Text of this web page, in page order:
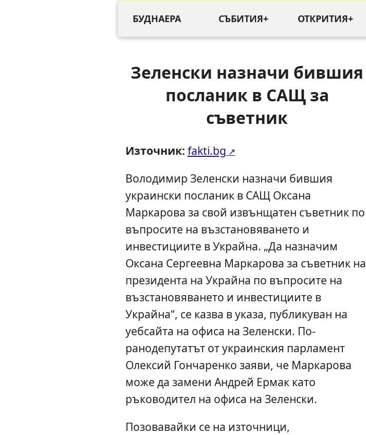
БУДНАЕРА СЪБИТИЯ+ ОТКРИТИЯ+
Зеленски назначи бившия
посланик в САЩ за
съветник
Източник: fakti.bg
Володимир Зеленски назначи бившия
украински посланик в САЩ Оксана
Маркарова за свой извънщатен съветник по
въпросите на възстановяването и
инвестициите в Украйна. „Да назначим
Оксана Сергеевна Маркарова за съветник на
президента на Украйна по въпросите на
възстановяването и инвестициите в
Украйна“, се казва в указа, публикуван на
уебсайта на офиса на Зеленски. По-
ранодепутатът от украинския парламент
Олексий Гончаренко заяви, че Маркарова
може да замени Андрей Ермак като
ръководител на офиса на Зеленски.
Позовавайки се на източници,